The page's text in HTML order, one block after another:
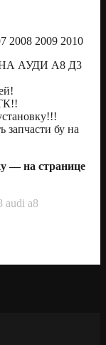
2008 2009 2010
АУДИ А8 Д3
запчасти бу на
— на странице
audi a8